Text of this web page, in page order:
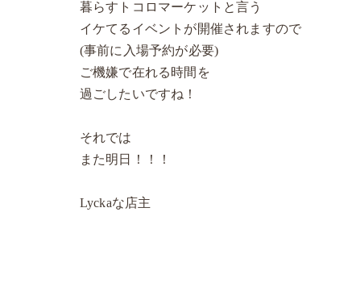
暮らすトコロマーケットと言う
イケてるイベントが開催されますので
(事前に入場予約が必要)
ご機嫌で在れる時間を
過ごしたいですね！
それでは
また明日！！！
Lyckaな店主